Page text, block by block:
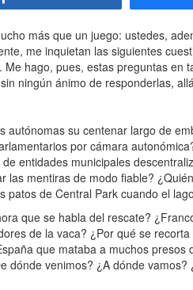
más que un juego: ustedes,
me inquietan las siguientes
hago, pues, estas preguntas en
ningún ánimo de responderlas,
su centenar largo de
por cámara
entidades municipales
mentiras de modo fiable?
de Central Park cuando el
que se habla del rescate?
de la vaca? ¿Por qué se
que mataba a muchos presos
venimos? ¿A dónde vamos?